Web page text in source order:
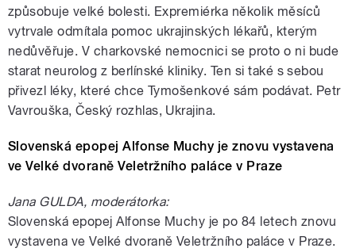
způsobuje velké bolesti. Expremiérka několik měsíců
vytrvale odmítala pomoc ukrajinských lékařů, kterým
nedůvěřuje. V charkovské nemocnici se proto o ni bude
starat neurolog z berlínské kliniky. Ten si také s sebou
přivezl léky, které chce Tymošenkové sám podávat. Petr
Vavrouška, Český rozhlas, Ukrajina.
Slovenská epopej Alfonse Muchy je znovu vystavena
ve Velké dvoraně Veletržního paláce v Praze
Jana GULDA, moderátorka:
Slovenská epopej Alfonse Muchy je po 84 letech znovu
vystavena ve Velké dvoraně Veletržního paláce v Praze.